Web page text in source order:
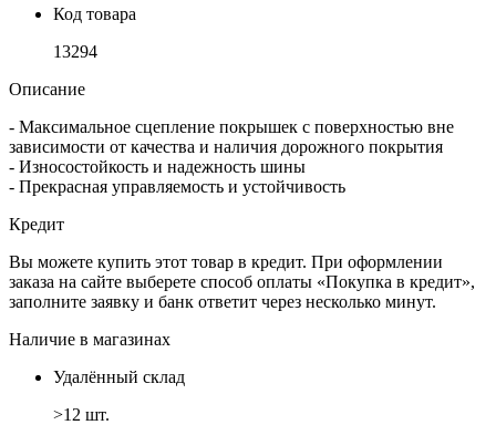
Код товара
13294
Описание
- Максимальное сцепление покрышек с поверхностью вне
зависимости от качества и наличия дорожного покрытия
- Износостойкость и надежность шины
- Прекрасная управляемость и устойчивость
Кредит
Вы можете купить этот товар в кредит. При оформлении
заказа на сайте выберете способ оплаты «Покупка в кредит»,
заполните заявку и банк ответит через несколько минут.
Наличие в магазинах
Удалённый склад
>12 шт.